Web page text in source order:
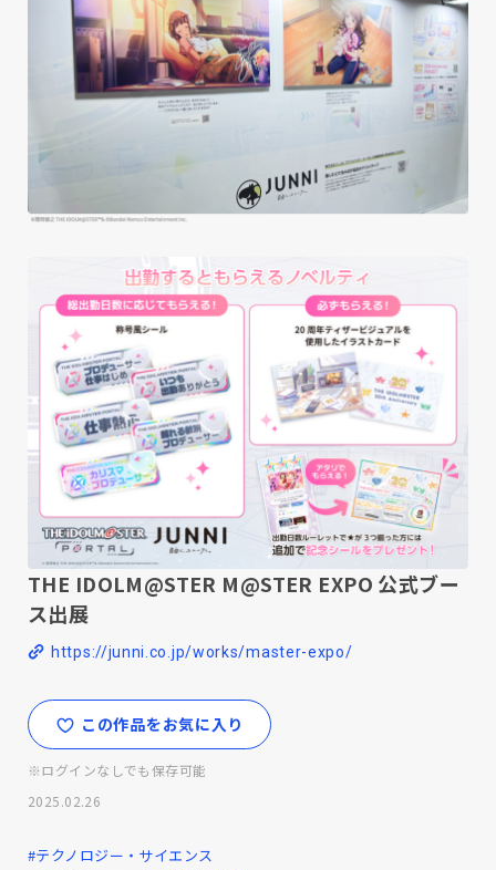
THE IDOLM@STER M@STER EXPO 公式ブー
ス出展
https://junni.co.jp/works/master-expo/
この作品をお気に入り
※ログインなしでも保存可能
2025.02.26
#テクノロジー・サイエンス